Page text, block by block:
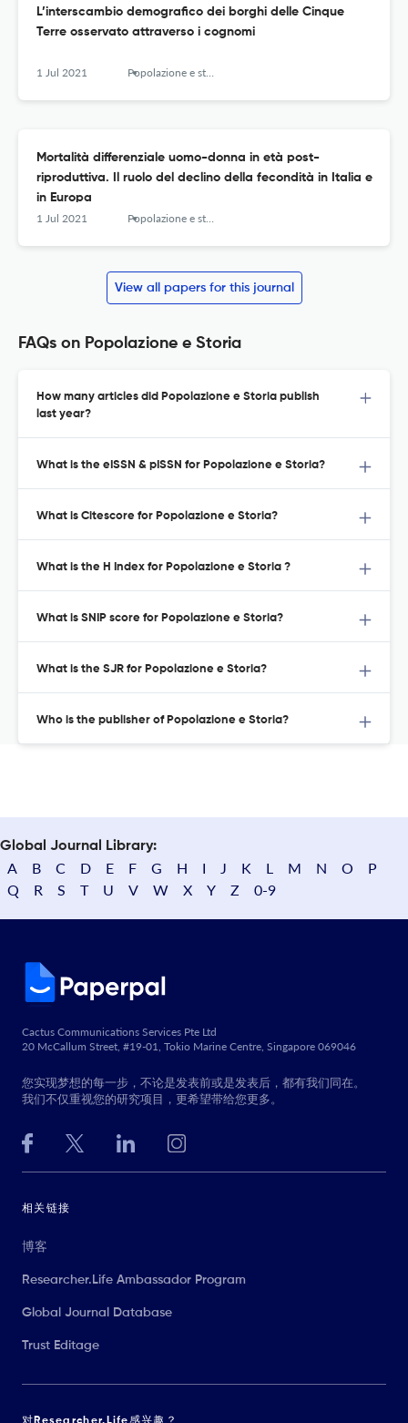
L’interscambio demografico dei borghi delle Cinque
Terre osservato attraverso i cognomi
1 Jul 2021 Popolazione e storia
Mortalità differenziale uomo-donna in età post-
riproduttiva. Il ruolo del declino della fecondità in Italia e
in Europa
1 Jul 2021 Popolazione e storia
View all papers for this journal
FAQs on Popolazione e Storia
How many articles did Popolazione e Storia publish
last year?
What is the eISSN & pISSN for Popolazione e Storia?
What is Citescore for Popolazione e Storia?
What is the H Index for Popolazione e Storia ?
What is SNIP score for Popolazione e Storia?
What is the SJR for Popolazione e Storia?
Who is the publisher of Popolazione e Storia?
Global Journal Library:
A B C D E F G H I J K L M N O
P
Q
R S T U V W X Y Z 0-9
Cactus Communications Services Pte Ltd
20 McCallum Street, #19-01, Tokio Marine Centre, Singapore 069046
您实现梦想的每一步，不论是发表前或是发表后，都有我们同在。
我们不仅重视您的研究项目，更希望带给您更多。
相关链接
博客
Researcher.Life Ambassador Program
Global Journal Database
Trust Editage
对Researcher.Life感兴趣？